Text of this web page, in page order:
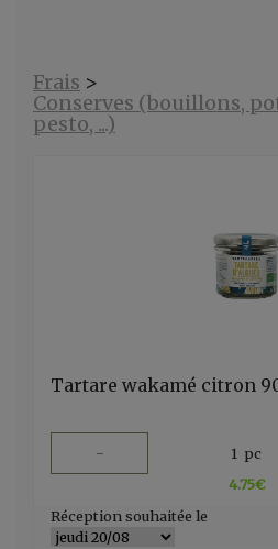
Frais >
Conserves (bouillons,
pesto, ...)
Tartare wakamé citron
- 1 pc
4.75€
Réception souhaitée le